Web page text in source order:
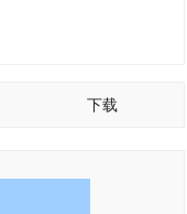
下载